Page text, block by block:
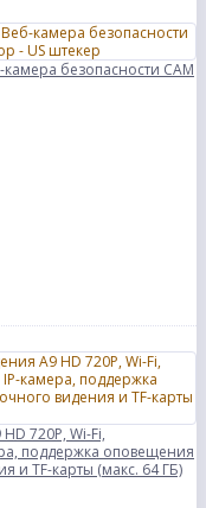
безопасности CAM
720P, Wi-Fi,
поддержка оповещения
и TF-карты (макс. 64 ГБ)